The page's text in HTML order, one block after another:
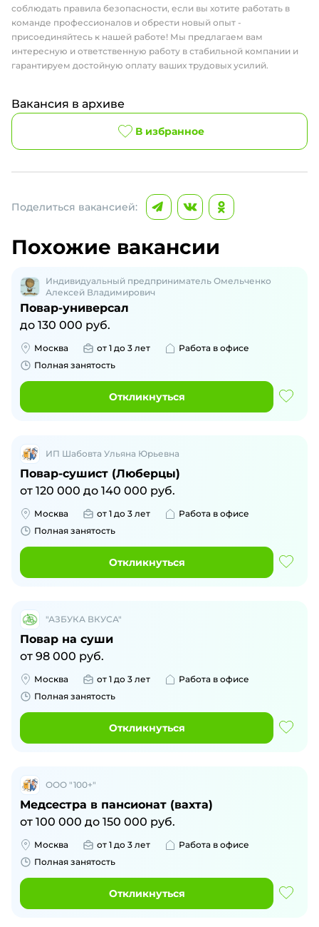
соблюдать правила безопасности, если вы хотите работать в
команде профессионалов и обрести новый опыт -
присоединяйтесь к нашей работе! Мы предлагаем вам
интересную и ответственную работу в стабильной компании и
гарантируем достойную оплату ваших трудовых усилий.
Вакансия в архиве
В избранное
Поделиться вакансией:
Похожие вакансии
Индивидуальный предприниматель Омельченко
Алексей Владимирович
Повар-универсал
до 130 000 руб.
Москва от 1 до 3 лет
Работа в офисе
Полная занятость
Откликнуться
ИП Шабовта Ульяна Юрьевна
Повар-сушист (Люберцы)
от 120 000 до 140 000 руб.
Москва от 1 до 3 лет
Работа в офисе
Полная занятость
Откликнуться
"АЗБУКА ВКУСА"
Повар на суши
от 98 000 руб.
Москва от 1 до 3 лет
Работа в офисе
Полная занятость
Откликнуться
ООО "100+"
Медсестра в пансионат (вахта)
от 100 000 до 150 000 руб.
Москва от 1 до 3 лет
Работа в офисе
Полная занятость
Откликнуться